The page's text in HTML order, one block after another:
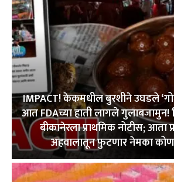
IMPACT! केकमधील बुरशीने उघडले
आत FDAच्या हाती लागले गुलाबजामुन!
बीकानेरला प्राथमिक नोटीस; आता
अहवालातून फुटणार नेमका